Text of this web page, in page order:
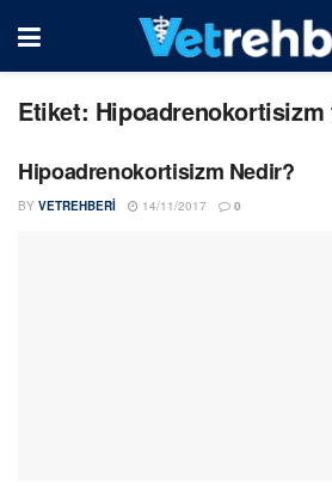
Etiket:
Hipoadrenokortisizm Nedir?
BY VETREHBERI 14/11/2017 0